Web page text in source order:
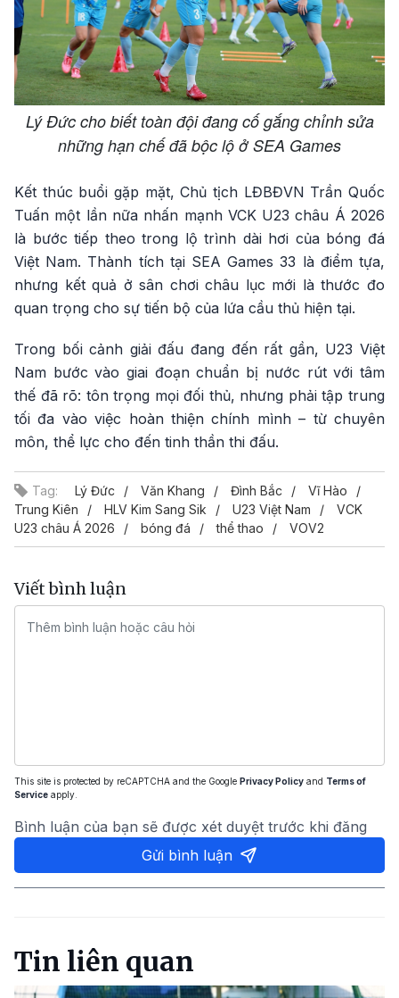
Lý Đức cho biết toàn đội đang cố gắng chỉnh sửa
những hạn chế đã bộc lộ ở SEA Games
Kết thúc buổi gặp mặt, Chủ tịch LĐBĐVN Trần Quốc
Tuấn một lần nữa nhấn mạnh VCK U23 châu Á 2026
là bước tiếp theo trong lộ trình dài hơi của bóng đá
Việt Nam. Thành tích tại SEA Games 33 là điểm tựa,
nhưng kết quả ở sân chơi châu lục mới là thước đo
quan trọng cho sự tiến bộ của lứa cầu thủ hiện tại.
Trong bối cảnh giải đấu đang đến rất gần, U23 Việt
Nam bước vào giai đoạn chuẩn bị nước rút với tâm
thế đã rõ: tôn trọng mọi đối thủ, nhưng phải tập trung
tối đa vào việc hoàn thiện chính mình – từ chuyên
môn, thể lực cho đến tinh thần thi đấu.
Tag: Lý Đức Văn Khang Đình Bắc
Vĩ Hào
Trung Kiên
HLV Kim Sang Sik U23 Việt Nam
VCK
U23 châu Á 2026
bóng đá thể thao VOV2
Viết bình luận
This site is protected by reCAPTCHA and the Google Privacy Policy and Terms of
Service apply.
Bình luận của bạn sẽ được xét duyệt trước khi đăng
Gửi bình luận
Tin liên quan